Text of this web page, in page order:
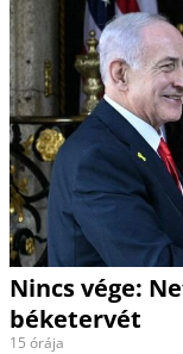
Nincs vége:
béketervét
15 órája